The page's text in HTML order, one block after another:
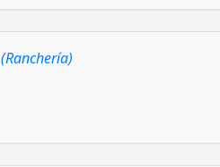
(Ranchería)